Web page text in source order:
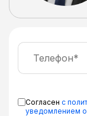
крепления
ножки и
Согласен с
уведомлением